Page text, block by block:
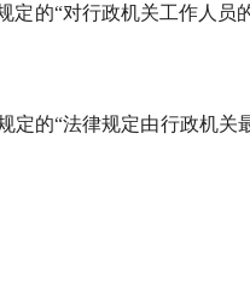
定的“对行政机关工作人员
定的“法律规定由行政机关